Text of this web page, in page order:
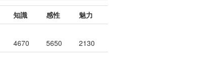
知識 感性
魅力
4670 5650
2130